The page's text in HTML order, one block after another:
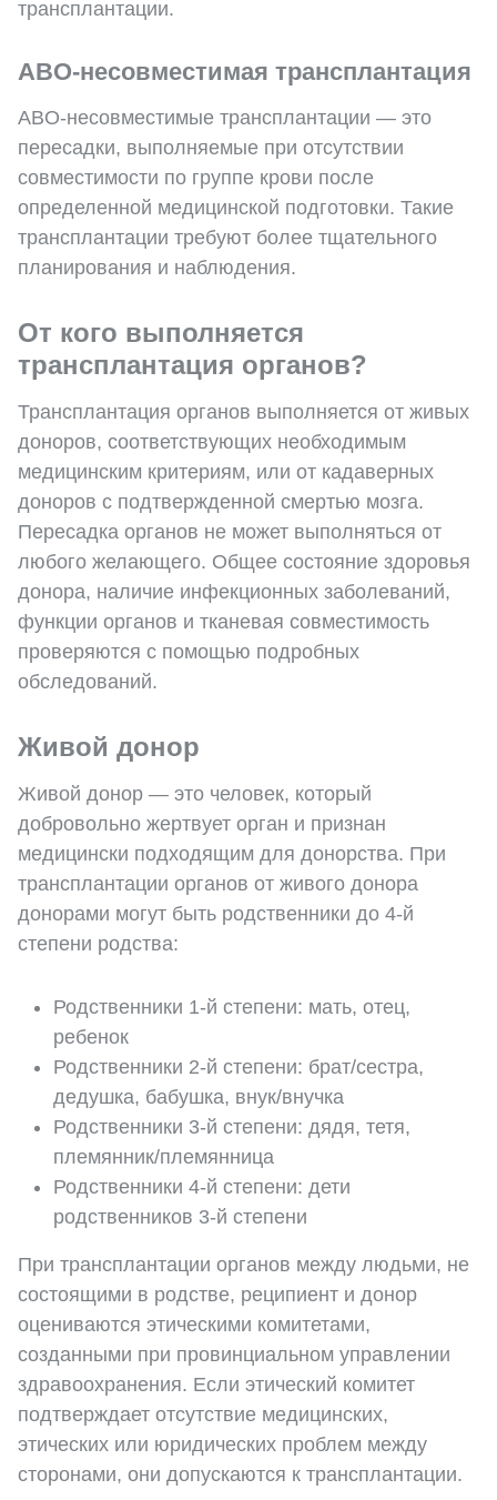
трансплантации.
ABO-несовместимая трансплантация
ABO-несовместимые трансплантации — это
пересадки, выполняемые при отсутствии
совместимости по группе крови после
определенной медицинской подготовки. Такие
трансплантации требуют более тщательного
планирования и наблюдения.
От кого выполняется
трансплантация органов?
Трансплантация органов выполняется от живых
доноров, соответствующих необходимым
медицинским критериям, или от кадаверных
доноров с подтвержденной смертью мозга.
Пересадка органов не может выполняться от
любого желающего. Общее состояние здоровья
донора, наличие инфекционных заболеваний,
функции органов и тканевая совместимость
проверяются с помощью подробных
обследований.
Живой донор
Живой донор — это человек, который
добровольно жертвует орган и признан
медицински подходящим для донорства. При
трансплантации органов от живого донора
донорами могут быть родственники до 4-й
степени родства:
Родственники 1-й степени: мать, отец,
ребенок
Родственники 2-й степени: брат/сестра,
дедушка, бабушка, внук/внучка
Родственники 3-й степени: дядя, тетя,
племянник/племянница
Родственники 4-й степени: дети
родственников 3-й степени
При трансплантации органов между людьми, не
состоящими в родстве, реципиент и донор
оцениваются этическими комитетами,
созданными при провинциальном управлении
здравоохранения. Если этический комитет
подтверждает отсутствие медицинских,
этических или юридических проблем между
сторонами, они допускаются к трансплантации.